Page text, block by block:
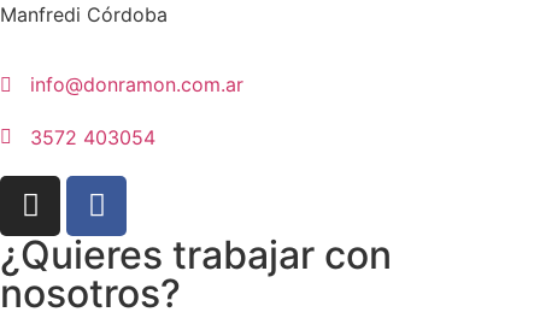
Manfredi Córdoba
info@donramon.com.ar
3572 403054
¿Quieres trabajar con
nosotros?